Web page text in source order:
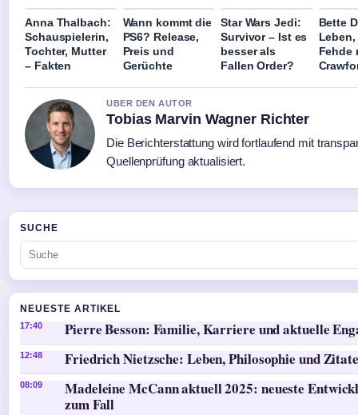
Anna Thalbach:
Schauspielerin,
Tochter, Mutter
– Fakten
Wann kommt die
PS6? Release,
Preis und
Gerüchte
Star Wars Jedi:
Survivor – Ist es
besser als
Fallen Order?
Bette
Fehde
UBER DEN AUTOR
Tobias Marvin Wagner Richter
Die Berichterstattung wird fortlaufend mit
Quellenprüfung aktualisiert.
SUCHE
NEUESTE ARTIKEL
17:40 Pierre Besson: Familie, Karriere und aktuelle
12:48 Friedrich Nietzsche: Leben, Philosophie und Zitate
08:09
Madeleine McCann aktuell 2025: neueste
zum Fall